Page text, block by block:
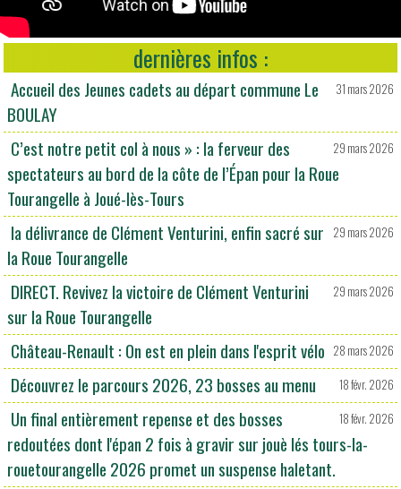
dernières infos :
31 mars 2026
Accueil des Jeunes cadets au départ commune Le
BOULAY
29 mars 2026
C’est notre petit col à nous » : la ferveur des
spectateurs au bord de la côte de l’Épan pour la Roue
Tourangelle à Joué-lès-Tours
29 mars 2026
la délivrance de Clément Venturini, enfin sacré sur
la Roue Tourangelle
29 mars 2026
DIRECT. Revivez la victoire de Clément Venturini
sur la Roue Tourangelle
28 mars 2026
Château-Renault : On est en plein dans l'esprit vélo
18 févr. 2026
Découvrez le parcours 2026, 23 bosses au menu
18 févr. 2026
Un final entièrement repense et des bosses
redoutées dont l'épan 2 fois à gravir sur jouè lés tours-la-
rouetourangelle 2026 promet un suspense haletant.